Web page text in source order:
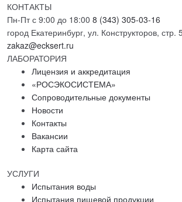
КОНТАКТЫ
Пн-Пт с 9:00 до 18:00 8 (343) 305-03-16
город Екатеринбург, ул. Конструкторов,
zakaz@ecksert.ru
ЛАБОРАТОРИЯ
Лицензия и аккредитация
«РОСЭКОСИСТЕМА»
Сопроводительные документы
Новости
Контакты
Вакансии
Карта сайта
УСЛУГИ
Испытания воды
Испытания пищевой продукции